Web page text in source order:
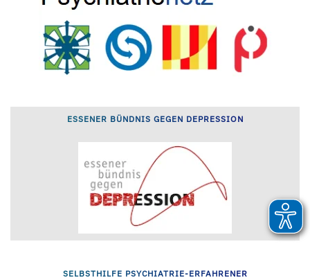
ESSENER BÜNDNIS GEGEN DEPRESSION
SELBSTHILFE PSYCHIATRIE-ERFAHRENER